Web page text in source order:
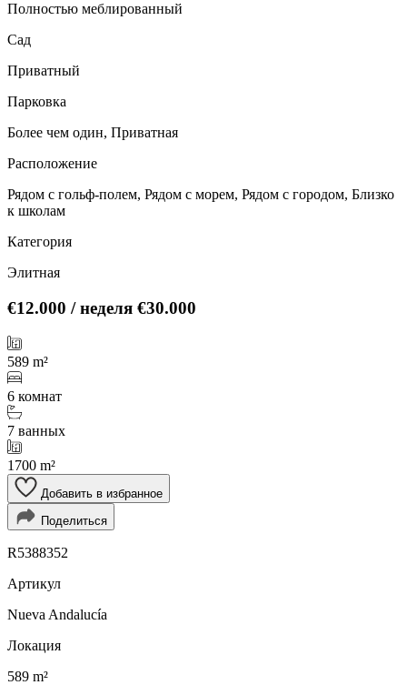
Полностью меблированный
Сад
Приватный
Парковка
Более чем один, Приватная
Расположение
Рядом с гольф-полем, Рядом с морем, Рядом с городом, Близко
к школам
Категория
Элитная
€12.000 / неделя €30.000
589 m²
6 комнат
7 ванных
1700 m²
Добавить в избранное
Поделиться
R5388352
Артикул
Nueva Andalucía
Локация
589 m²